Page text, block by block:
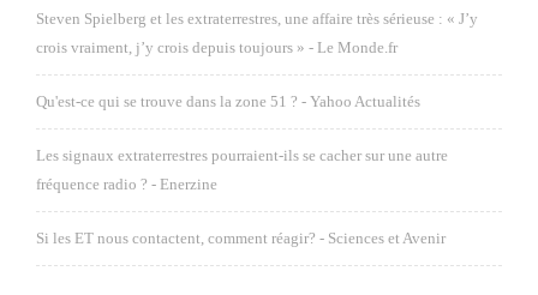
Steven Spielberg et les extraterrestres, une affaire très sérieuse : « J’y
crois vraiment, j’y crois depuis toujours » - Le Monde.fr
Qu'est-ce qui se trouve dans la zone 51 ? - Yahoo Actualités
Les signaux extraterrestres pourraient-ils se cacher sur une autre
fréquence radio ? - Enerzine
Si les ET nous contactent, comment réagir? - Sciences et Avenir